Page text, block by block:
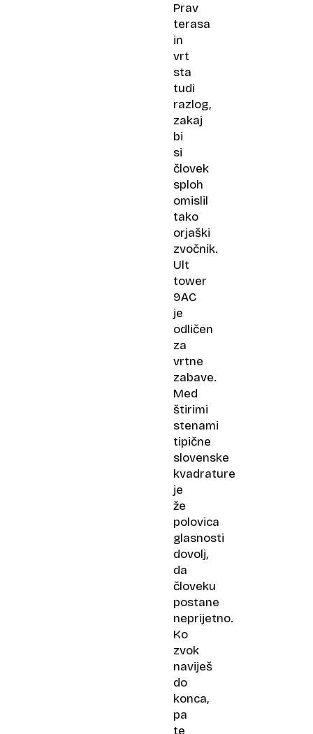
Prav
terasa
in
vrt
sta
tudi
razlog,
zakaj
bi
si
človek
sploh
omislil
tako
orjaški
zvočnik.
Ult
tower
9AC
je
odličen
za
vrtne
zabave.
Med
štirimi
stenami
tipične
slovenske
kvadrature
je
že
polovica
glasnosti
dovolj,
da
človeku
postane
neprijetno.
Ko
zvok
naviješ
do
konca,
pa
te